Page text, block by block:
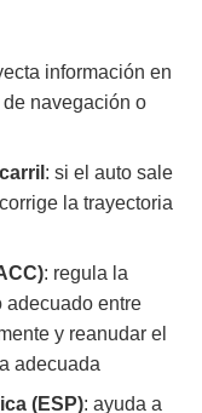
información en
navegación o
: si el auto sale
la trayectoria
: regula la
adecuado entre
y reanudar el
adecuada
(ESP): ayuda a